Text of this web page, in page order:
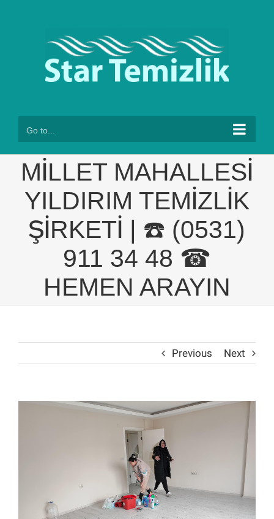
Go to...
MİLLET MAHALLESİ
YILDIRIM TEMİZLİK
ŞİRKETİ | ☎️ (0531)
911 34 48 ☎
HEMEN ARAYIN
Previous Next